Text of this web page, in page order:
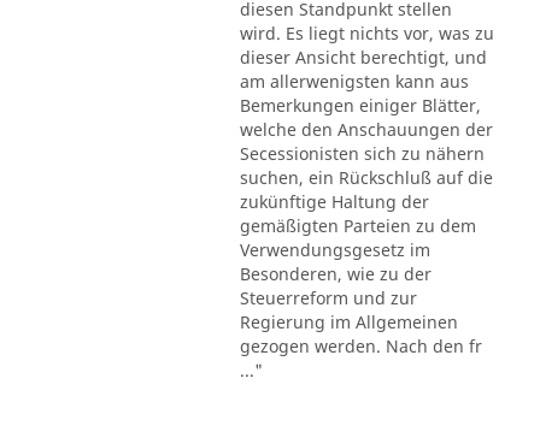
diesen Standpunkt stellen
wird. Es liegt nichts vor, was zu
dieser Ansicht berechtigt, und
am allerwenigsten kann aus
Bemerkungen einiger Blätter,
welche den Anschauungen der
Secessionisten sich zu nähern
suchen, ein Rückschluß auf die
zukünftige Haltung der
gemäßigten Parteien zu dem
Verwendungsgesetz im
Besonderen, wie zu der
Steuerreform und zur
Regierung im Allgemeinen
gezogen werden. Nach den fr
..."